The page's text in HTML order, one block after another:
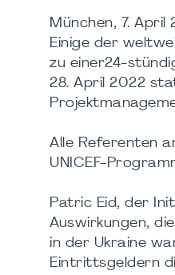
München, 7. April
Einige der
zu einer24-
28. April 2022
Alle Referenten
UNICEF-
Patric Eid, der
Auswirkungen,
in der Ukraine
Eintrittsgeldern